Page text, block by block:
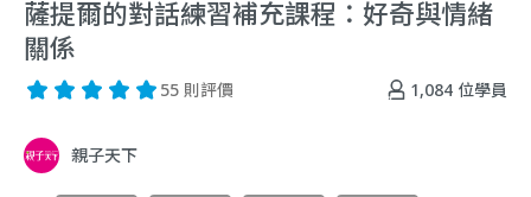
薩提爾的對話練習補充課程：好奇與情緒
關係
1,084 位學員
55 則評價
親子天下